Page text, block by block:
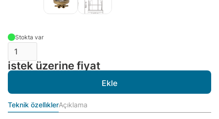
Stokta var
istek üzerine fiyat
Teknik özelli̇klerAçıklama